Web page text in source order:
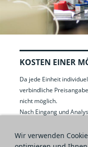
KOSTEN EINER
Da jede Einheit
verbindliche
nicht möglich.
Nach Eingang und
Form einer Rechnung.
Reparatur durchgeführt
Wir verwenden